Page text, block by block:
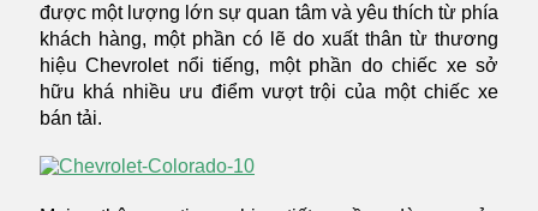
được một lượng lớn sự quan tâm và yêu thích từ phía
khách hàng, một phần có lẽ do xuất thân từ thương
hiệu Chevrolet nổi tiếng, một phần do chiếc xe sở
hữu khá nhiều ưu điểm vượt trội của một chiếc xe
bán tải.